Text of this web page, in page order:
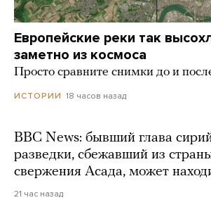
Европейские реки так
заметно из космоса
Просто сравните снимки до и
ИСТОРИИ 18 часов назад
BBC News: бывший глава
разведки, сбежавший из
свержения Асада, может
21 час назад